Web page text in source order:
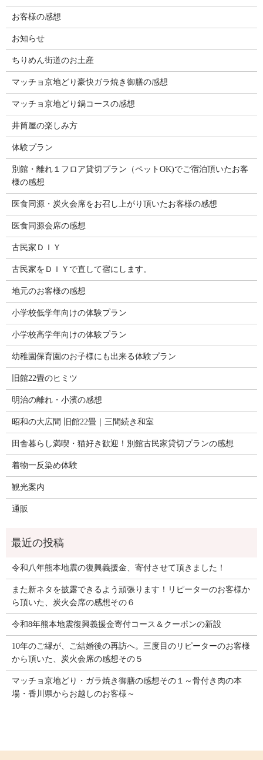
お客様の感想
お知らせ
ちりめん街道のお土産
マッチョ京地どり豪快ガラ焼き御膳の感想
マッチョ京地どり鍋コースの感想
井筒屋の楽しみ方
体験プラン
別館・離れ１フロア貸切プラン（ペットOK)でご宿泊頂いたお客
様の感想
医食同源・炭火会席をお召し上がり頂いたお客様の感想
医食同源会席の感想
古民家ＤＩＹ
古民家をＤＩＹで直して宿にします。
地元のお客様の感想
小学校低学年向けの体験プラン
小学校高学年向けの体験プラン
幼稚園保育園のお子様にも出来る体験プラン
旧館22畳のヒミツ
明治の離れ・小濱の感想
昭和の大広間 旧館22畳｜三間続き和室
田舎暮らし満喫・猫好き歓迎！別館古民家貸切プランの感想
着物一反染め体験
観光案内
通販
令和八年熊本地震の復興義援金、寄付させて頂きました！
また新ネタを披露できるよう頑張ります！リピーターのお客様か
ら頂いた、炭火会席の感想その６
令和8年熊本地震復興義援金寄付コース＆クーポンの新設
10年のご縁が、ご結婚後の再訪へ。三度目のリピーターのお客様
から頂いた、炭火会席の感想その５
マッチョ京地どり・ガラ焼き御膳の感想その１～骨付き肉の本
場・香川県からお越しのお客様～